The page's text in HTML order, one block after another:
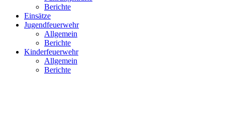
Berichte
Einsätze
Jugend­feuerwehr
Allgemein
Berichte
Kinder­feuerwehr
Allgemein
Berichte